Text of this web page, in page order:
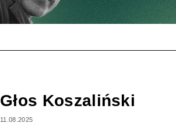
Głos Koszaliński
11.08.2025